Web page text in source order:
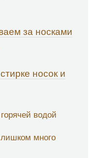
за носками
носок и
водой
много